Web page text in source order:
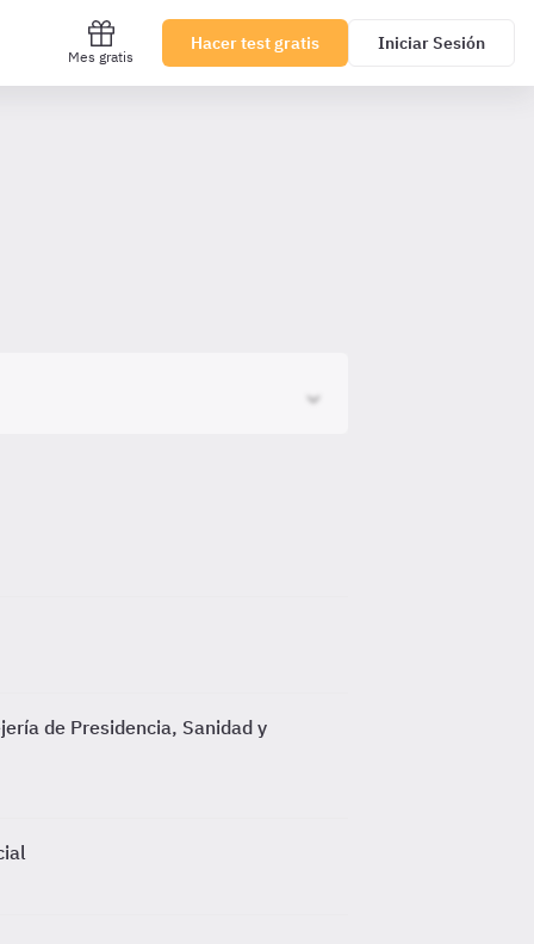
Mes gratis
Hacer test gratis Iniciar Sesión
de Presidencia, Sanidad y